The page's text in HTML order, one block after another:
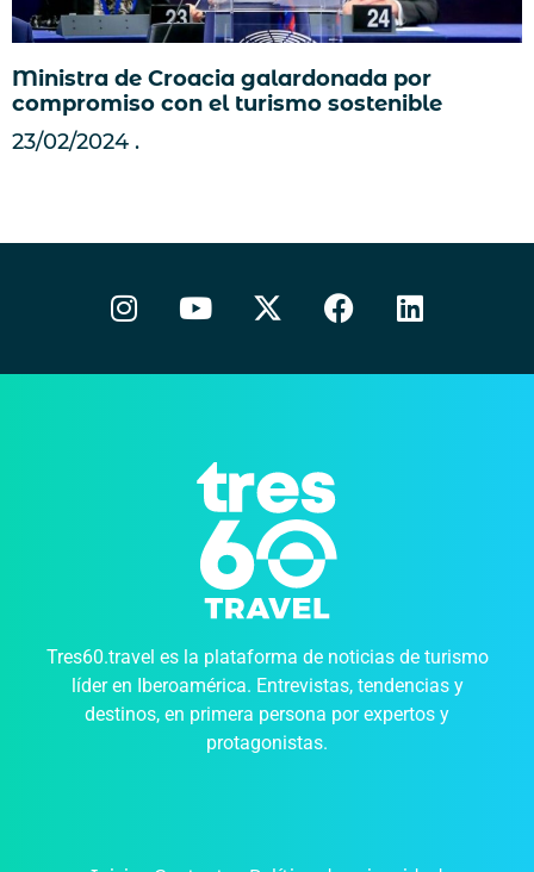
Ministra de Croacia galardonada por
compromiso con el turismo sostenible
23/02/2024
Tres60.travel es la plataforma de noticias de turismo
líder en Iberoamérica. Entrevistas, tendencias y
destinos, en primera persona por expertos y
protagonistas.